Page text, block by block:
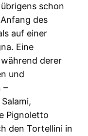
schon
des
auf einer
Eine
derer
und
–
Pignoletto
den Tortellini in